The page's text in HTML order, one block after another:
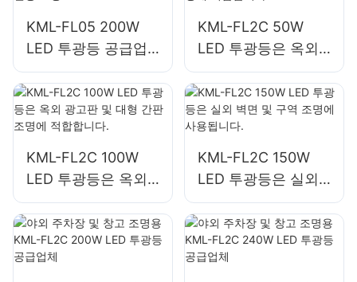
KML-FL05 200W
LED 투광등 공급업
체, 비상 및 재난 구
호 현장 조명
KML-FL2C 50W
LED 투광등은 옥외
광고판 및 대형 간판
조명에 적합합니다.
KML-FL2C 100W
LED 투광등은 옥외
광고판 및 대형 간판
조명에 적합합니다.
KML-FL2C 150W
LED 투광등은 실외
벽면 및 구역 조명에
사용됩니다.